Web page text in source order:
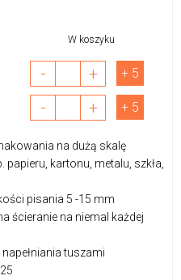
W koszyku
- + + 5
- + + 5
na dużą skalę
kartonu, metalu, szkła,
pisania 5 -15 mm
ścieranie na niemal każdej
tuszami